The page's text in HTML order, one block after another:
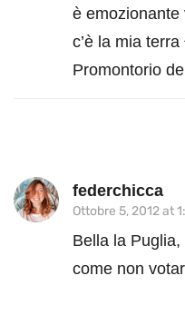
è emozionante
c’è la mia
Promontorio
federchicca
Ottobre 5, 2012 at
Bella la
come non